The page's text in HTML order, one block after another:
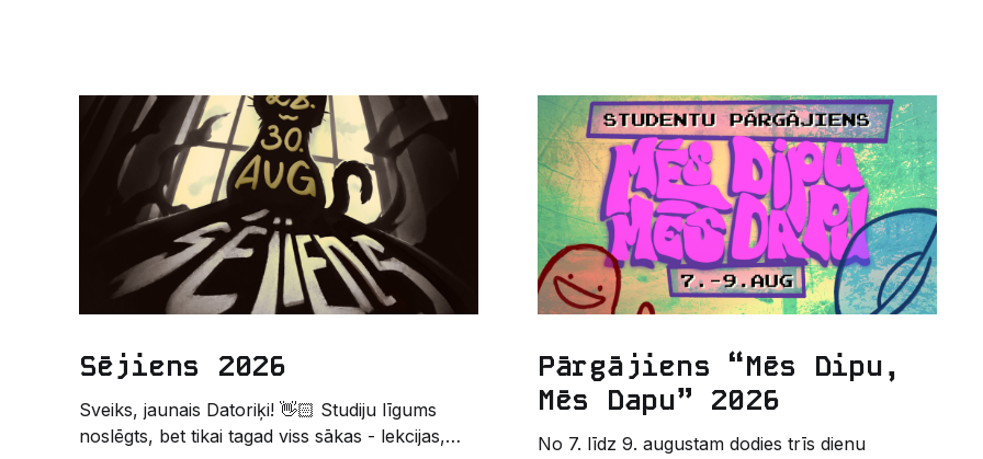
Sējiens 2026
Sveiks, jaunais Datoriķi! 👋🏻 Studiju līgums
noslēgts, bet tikai tagad viss sākas - lekcijas,
Pārgājiens “Mēs Dipu,
Mēs Dapu” 2026
No 7. līdz 9. augustam dodies trīs dienu